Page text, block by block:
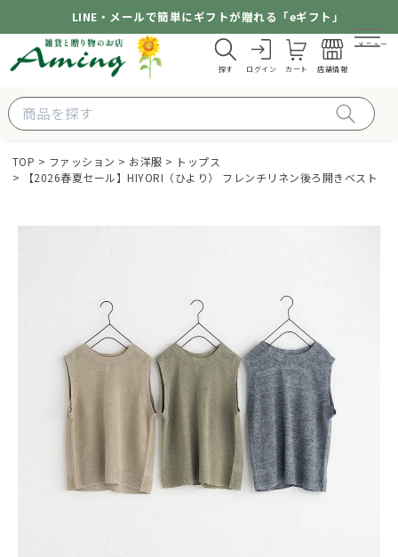
LINE・メールで簡単にギフトが贈れる「eギフト」
探す ログイン カート 店舗情報
メニュー
TOP ファッション お洋服
トップス
【2026春夏セール】HIYORI（ひより） フレンチリネン後ろ開きベスト